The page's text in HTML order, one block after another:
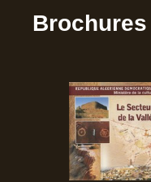
Brochures